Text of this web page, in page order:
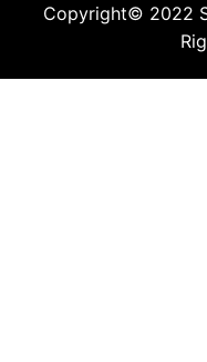
Copyright© 2022